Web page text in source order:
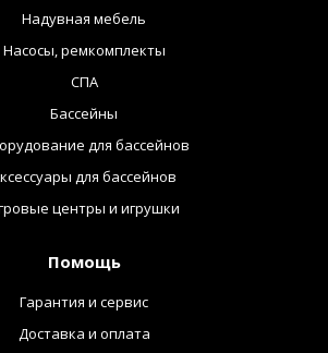
Надувная мебель
Насосы, ремкомплекты
СПА
Бассейны
для бассейнов
для бассейнов
центры и игрушки
Помощь
Гарантия и сервис
Доставка и оплата